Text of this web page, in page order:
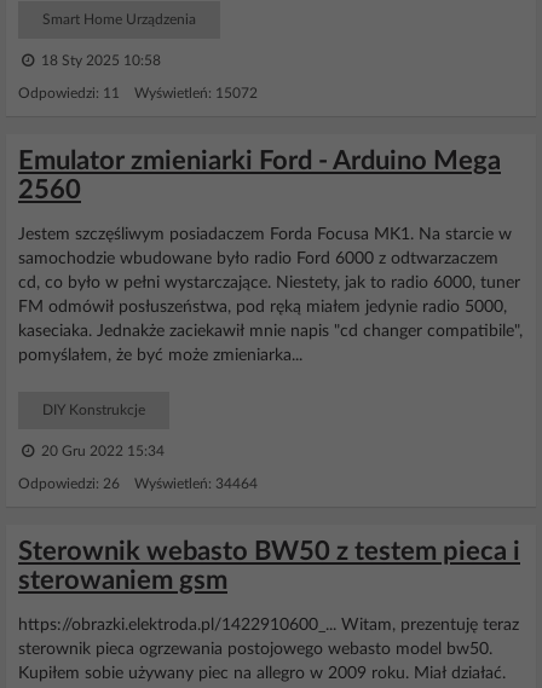
Smart Home Urządzenia
18 Sty 2025 10:58
Odpowiedzi: 11 Wyświetleń: 15072
Emulator zmieniarki Ford - Arduino Mega
2560
Jestem szczęśliwym posiadaczem Forda Focusa MK1. Na starcie w
samochodzie wbudowane było radio Ford 6000 z odtwarzaczem
cd, co było w pełni wystarczające. Niestety, jak to radio 6000, tuner
FM odmówił posłuszeństwa, pod ręką miałem jedynie radio 5000,
kaseciaka. Jednakże zaciekawił mnie napis "cd changer compatibile",
pomyślałem, że być może zmieniarka...
DIY Konstrukcje
20 Gru 2022 15:34
Odpowiedzi: 26 Wyświetleń: 34464
Sterownik webasto BW50 z testem pieca i
sterowaniem gsm
https://obrazki.elektroda.pl/1422910600_... Witam, prezentuję teraz
sterownik pieca ogrzewania postojowego webasto model bw50.
Kupiłem sobie używany piec na allegro w 2009 roku. Miał działać.